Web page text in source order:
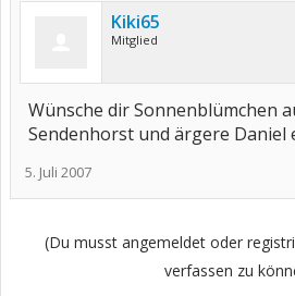
Kiki65
Mitglied
Wünsche dir Sonnenblümchen
Sendenhorst und ärgere Daniel
5. Juli 2007
(Du musst angemeldet oder
verfassen zu